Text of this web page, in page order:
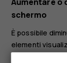
schermo
È possibile
elementi